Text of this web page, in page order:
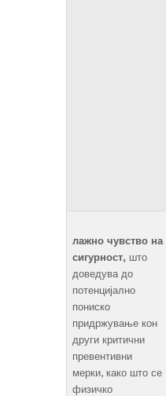
лажно чувство на
сигурност, што
доведува до
потенцијално
пониско
придржување кон
други критични
превентивни
мерки, како што се
физичко